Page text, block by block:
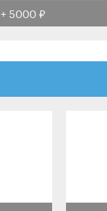
+ 5000 ₽